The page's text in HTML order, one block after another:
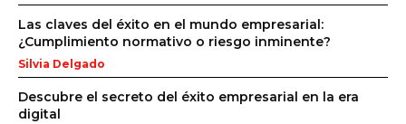
Las claves del éxito en el mundo empresarial:
¿Cumplimiento normativo o riesgo inminente?
Silvia Delgado
Descubre el secreto del éxito empresarial en la era
digital